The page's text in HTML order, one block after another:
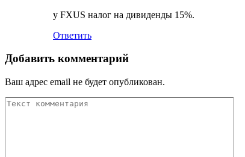
у FXUS налог на дивиденды 15%.
Ответить
Добавить комментарий
Ваш адрес email не будет опубликован.